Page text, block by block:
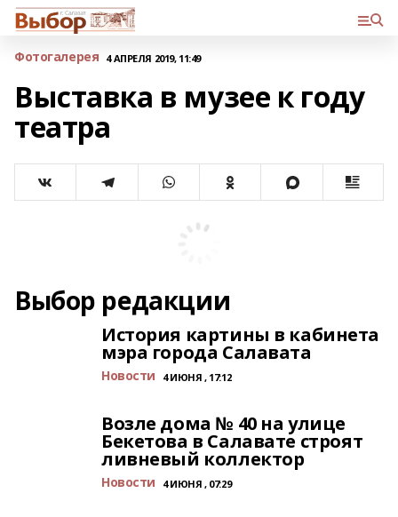
Фотогалерея 4 АПРЕЛЯ 2019, 11:49
Выставка в музее к году
театра
Выбор редакции
История картины в кабинета
мэра города Салавата
Новости 4 ИЮНЯ , 17:12
Возле дома № 40 на улице
Бекетова в Салавате строят
ливневый коллектор
Новости 4 ИЮНЯ , 07:29